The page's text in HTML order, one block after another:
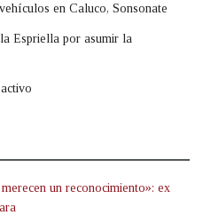
en Caluco, Sonsonate
Espriella por asumir la
un reconocimiento»: ex